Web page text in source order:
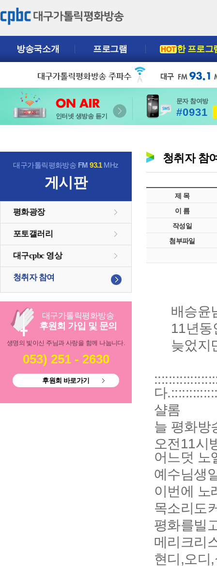
방송국소개 프로그램 HOT한 프로그
인터넷 생방송 듣기
문자 참여방
#0931
대구가톨릭평화방송 FM93.1MHz
게시판
평화광장
포토갤러리
대구cpbc 영상
청취자 참여
대구가톨릭평화방송
후원회 가입 및 문의
생명의 빛이신 주님과 사랑을 함께 나눕니다.
053) 251 - 2630
후원회 바로가기
청취자 참
제 목
이 름
작성일
첨부파일
배승윤
11년동
늦었지
다
샬롬
늘 평화방
오전11시
어느덧 노
예수님생
이번에 노
목소리도
평화를빌
메리크리
현디,오디